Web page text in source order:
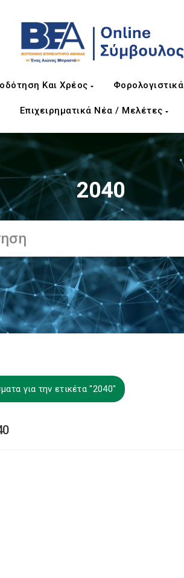
Και Χρέος Φορολογιστικά
Επιχειρηματικά Νέα / Μελέτες
2040
για την ετικέτα "2040"